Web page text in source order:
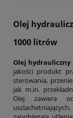
Olej
1000 litrów
Olej hydrauliczny
jakości produkt
sterowania,
jak m.in.
Olej zawiera